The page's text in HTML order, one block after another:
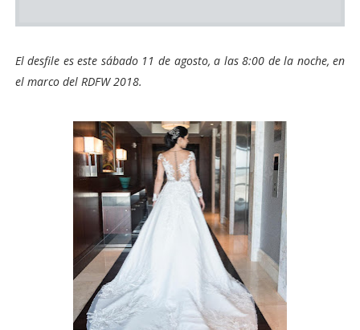
El desfile es este sábado 11 de agosto, a las 8:00 de la noche, en
el marco del RDFW 2018.